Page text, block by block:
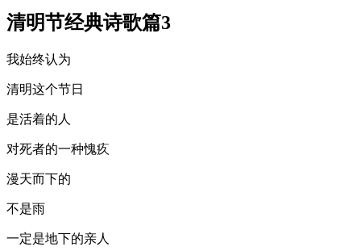
清明节经典诗歌篇3
我始终认为
清明这个节日
是活着的人
对死者的一种愧疚
漫天而下的
不是雨
一定是地下的亲人